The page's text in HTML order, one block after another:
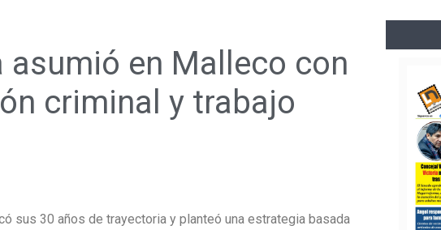
asumió en Malleco con
criminal y trabajo
sus 30 años de trayectoria y planteó una estrategia basada